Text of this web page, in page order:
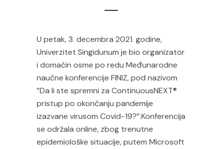
U petak, 3. decembra 2021. godine,
Univerzitet Singidunum je bio organizator
i domaćin osme po redu Međunarodne
naučne konferencije FINIZ, pod nazivom
”Da li ste spremni za ContinuousNEXT®
pristup po okončanju pandemije
izazvane virusom Covid-19?”.Konferencija
se održala online, zbog trenutne
epidemiološke situacije, putem Microsoft